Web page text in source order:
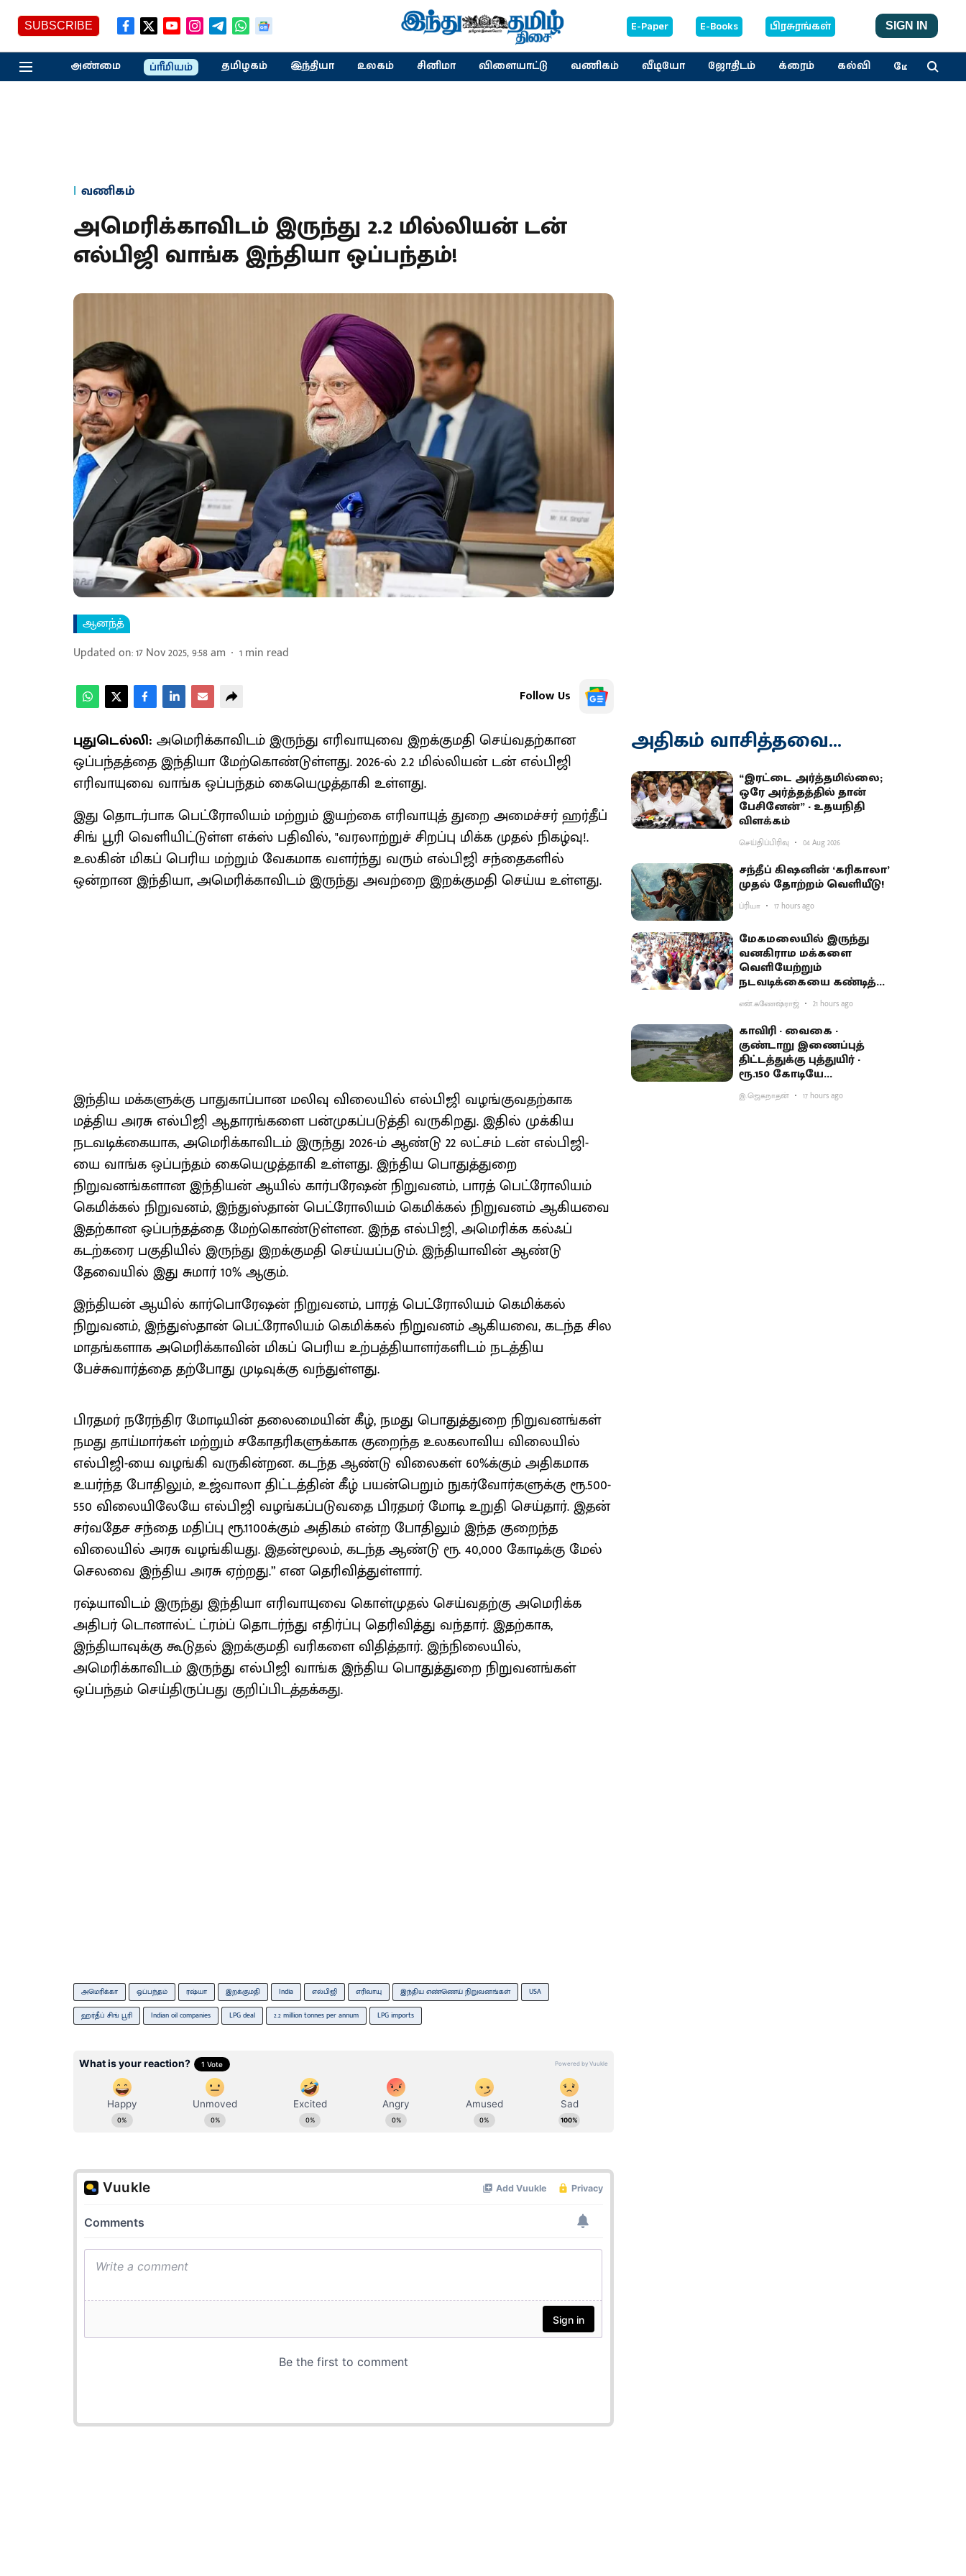
SUBSCRIBE E-Paper E-Books பிரசுரங்கள் SIGN IN
அண்மை ப்ரீமியம் தமிழகம் இந்தியா உலகம் சினிமா விளையாட்டு வணிகம் வீடியோ ஜோதிடம் க்ரைம் கல்வி மேலும்
வணிகம்
அமெரிக்காவிடம் இருந்து 2.2 மில்லியன் டன்
எல்பிஜி வாங்க இந்தியா ஒப்பந்தம்!
ஆனந்த்
Updated on:17 Nov 2025, 9:58 am 1min read
Follow Us
புதுடெல்லி: அமெரிக்காவிடம் இருந்து எரிவாயுவை இறக்குமதி செய்வதற்கான
ஒப்பந்தத்தை இந்தியா மேற்கொண்டுள்ளது. 2026-ல் 2.2 மில்லியன் டன் எல்பிஜி
எரிவாயுவை வாங்க ஒப்பந்தம் கையெழுத்தாகி உள்ளது.
இது தொடர்பாக பெட்ரோலியம் மற்றும் இயற்கை எரிவாயுத் துறை அமைச்சர் ஹர்தீப்
சிங் பூரி வெளியிட்டுள்ள எக்ஸ் பதிவில், "வரலாற்றுச் சிறப்பு மிக்க முதல் நிகழ்வு!.
உலகின் மிகப் பெரிய மற்றும் வேகமாக வளர்ந்து வரும் எல்பிஜி சந்தைகளில்
ஒன்றான இந்தியா, அமெரிக்காவிடம் இருந்து அவற்றை இறக்குமதி செய்ய உள்ளது.
இந்திய மக்களுக்கு பாதுகாப்பான மலிவு விலையில் எல்பிஜி வழங்குவதற்காக
மத்திய அரசு எல்பிஜி ஆதாரங்களை பன்முகப்படுத்தி வருகிறது. இதில் முக்கிய
நடவடிக்கையாக, அமெரிக்காவிடம் இருந்து 2026-ம் ஆண்டு 22 லட்சம் டன் எல்பிஜி-
யை வாங்க ஒப்பந்தம் கையெழுத்தாகி உள்ளது. இந்திய பொதுத்துறை
நிறுவனங்களான இந்தியன் ஆயில் கார்பரேஷன் நிறுவனம், பாரத் பெட்ரோலியம்
கெமிக்கல் நிறுவனம், இந்துஸ்தான் பெட்ரோலியம் கெமிக்கல் நிறுவனம் ஆகியவை
இதற்கான ஒப்பந்தத்தை மேற்கொண்டுள்ளன. இந்த எல்பிஜி, அமெரிக்க கல்ஃப்
கடற்கரை பகுதியில் இருந்து இறக்குமதி செய்யப்படும். இந்தியாவின் ஆண்டு
தேவையில் இது சுமார் 10% ஆகும்.
இந்தியன் ஆயில் கார்பொரேஷன் நிறுவனம், பாரத் பெட்ரோலியம் கெமிக்கல்
நிறுவனம், இந்துஸ்தான் பெட்ரோலியம் கெமிக்கல் நிறுவனம் ஆகியவை, கடந்த சில
மாதங்களாக அமெரிக்காவின் மிகப் பெரிய உற்பத்தியாளர்களிடம் நடத்திய
பேச்சுவார்த்தை தற்போது முடிவுக்கு வந்துள்ளது.
பிரதமர் நரேந்திர மோடியின் தலைமையின் கீழ், நமது பொதுத்துறை நிறுவனங்கள்
நமது தாய்மார்கள் மற்றும் சகோதரிகளுக்காக குறைந்த உலகலாவிய விலையில்
எல்பிஜி-யை வழங்கி வருகின்றன. கடந்த ஆண்டு விலைகள் 60%க்கும் அதிகமாக
உயர்ந்த போதிலும், உஜ்வாலா திட்டத்தின் கீழ் பயன்பெறும் நுகர்வோர்களுக்கு ரூ.500-
550 விலையிலேயே எல்பிஜி வழங்கப்படுவதை பிரதமர் மோடி உறுதி செய்தார். இதன்
சர்வதேச சந்தை மதிப்பு ரூ.1100க்கும் அதிகம் என்ற போதிலும் இந்த குறைந்த
விலையில் அரசு வழங்கியது. இதன்மூலம், கடந்த ஆண்டு ரூ. 40,000 கோடிக்கு மேல்
செலவை இந்திய அரசு ஏற்றது.” என தெரிவித்துள்ளார்.
ரஷ்யாவிடம் இருந்து இந்தியா எரிவாயுவை கொள்முதல் செய்வதற்கு அமெரிக்க
அதிபர் டொனால்ட் ட்ரம்ப் தொடர்ந்து எதிர்ப்பு தெரிவித்து வந்தார். இதற்காக,
இந்தியாவுக்கு கூடுதல் இறக்குமதி வரிகளை விதித்தார். இந்நிலையில்,
அமெரிக்காவிடம் இருந்து எல்பிஜி வாங்க இந்திய பொதுத்துறை நிறுவனங்கள்
ஒப்பந்தம் செய்திருப்பது குறிப்பிடத்தக்கது.
அமெரிக்கா ஒப்பந்தம் ரஷ்யா இறக்குமதி India எல்பிஜி எரிவாயு இந்திய எண்ணெய் நிறுவனங்கள் USA
ஹர்தீப் சிங் பூரி Indian oil companies LPG deal 2.2 million tonnes per annum LPG imports
அதிகம் வாசித்தவை...
“இரட்டை அர்த்தமில்லை;
ஒரே அர்த்தத்தில் தான்
பேசினேன்” - உதயநிதி
விளக்கம்
செய்திப்பிரிவு 04 Aug 2026
சந்தீப் கிஷனின் ‘கரிகாலா’
முதல் தோற்றம் வெளியீடு!
ப்ரியா 17 hours ago
மேகமலையில் இருந்து
வனகிராம மக்களை
வெளியேற்றும்
நடவடிக்கையை கண்டித்து
ஆர்ப்பாட்டம்
என்.கணேஷ்ராஜ் 21 hours ago
காவிரி - வைகை -
குண்டாறு இணைப்புத்
திட்டத்துக்கு புத்துயிர் -
ரூ.150 கோடியே
ஒதுக்கியதால் விவசாயிகள்
ஏமாற்றம்
இ.ஜெகநாதன் 17 hours ago